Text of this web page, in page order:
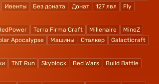
Ивенты Без доната Донат 127 лвл
Fly
Terra Firma Craft Millenaire
MineZ
Apocalypse Машины Сталкер
Galacticraft
TNT Run Skyblock Bed Wars
Build Battle